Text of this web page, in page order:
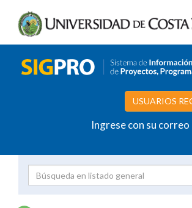
USUARIOS
Ingrese con su